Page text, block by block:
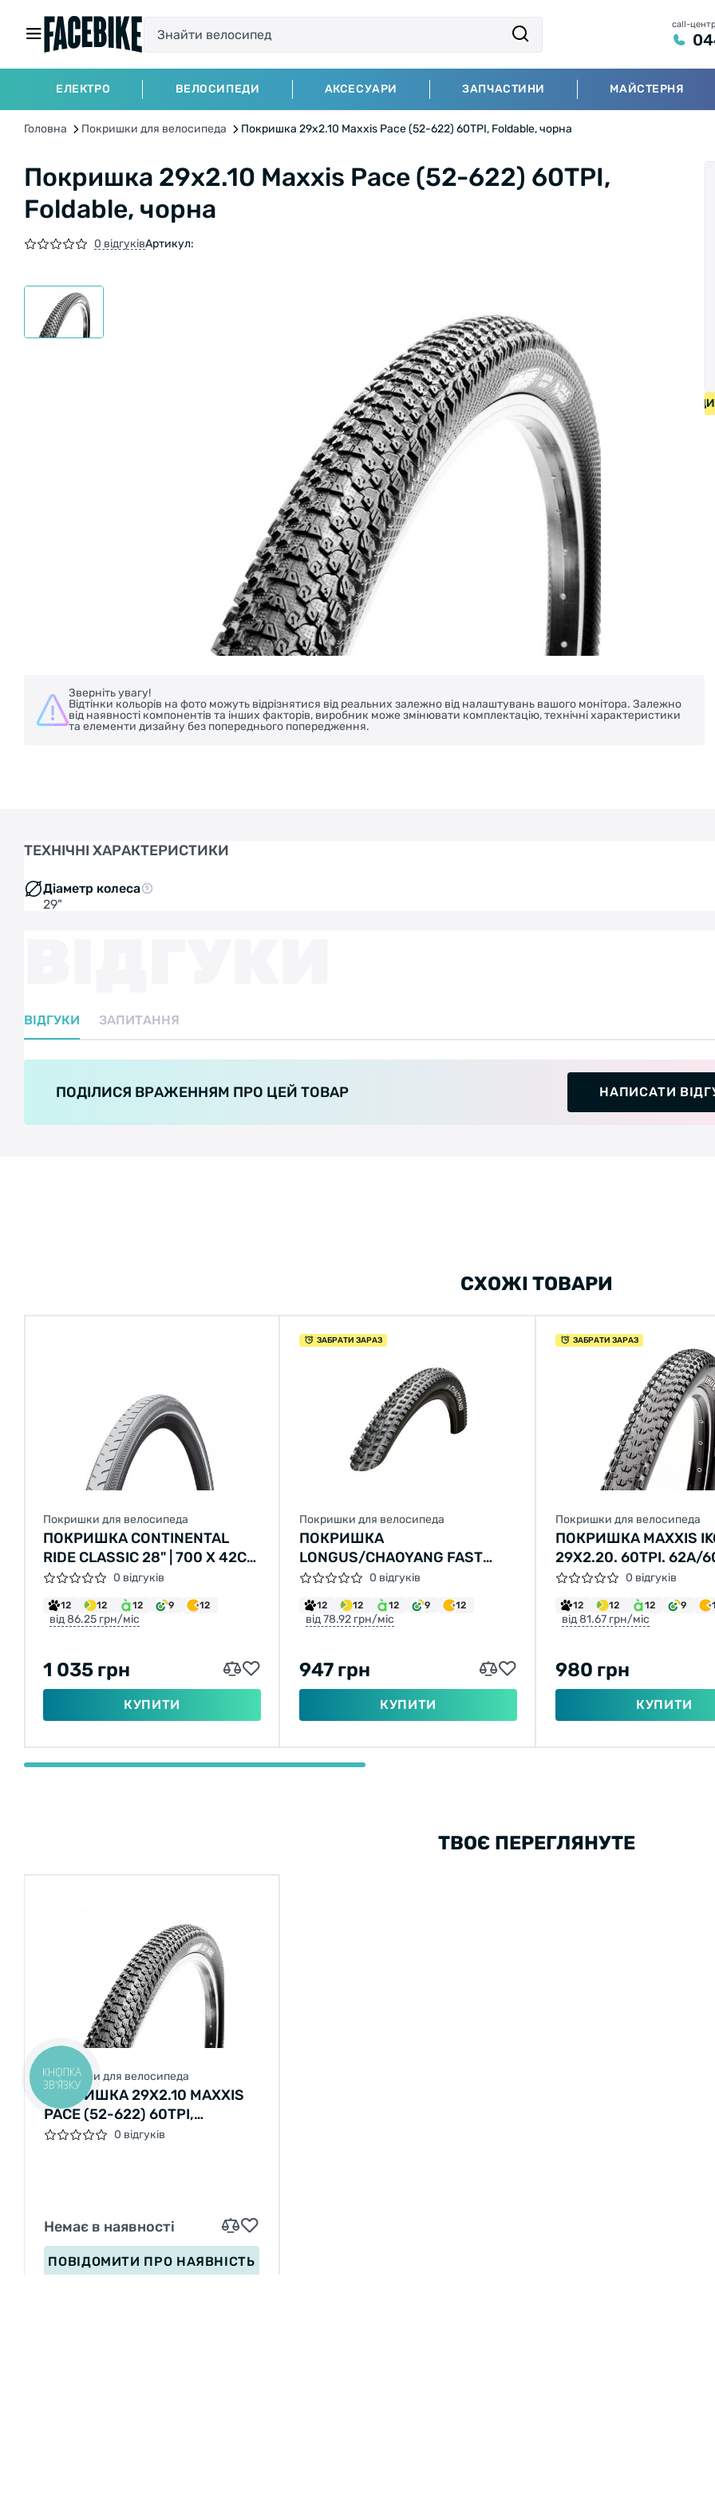
call-
ЕЛЕКТРО ВЕЛОСИПЕДИ АКСЕСУАРИ ЗАПЧАСТИНИ МАЙСТЕРНЯ
Головна Покришки для велосипеда Покришка 29x2.10 Maxxis Pace (52-622) 60TPI, Foldable, чорна
Покришка 29x2.10 Maxxis Pace (52-622) 60TPI,
Foldable, чорна
0 відгуківАртикул:
Зверніть увагу!
Відтінки кольорів на фото можуть відрізнятися від реальних залежно від налаштувань вашого монітора. Залежно
від наявності компонентів та інших факторів, виробник може змінювати комплектацію, технічні характеристики
та елементи дизайну без попереднього попередження.
БЕЗКОШТОВНА ДОСТАВКА НА ВЕЛОСИПЕДИ ВІД 2000 ГРН • БЕЗКОШТОВНА ДОСТАВКА НА
ТЕХНІЧНІ ХАРАКТЕРИСТИКИ
Діаметр колеса
29"
ВІДГУКИ ЗАПИТАННЯ
ПОДІЛИСЯ ВРАЖЕННЯМ ПРО ЦЕЙ ТОВАР НАПИСАТИ
СХОЖІ ТОВАРИ
Покришки для велосипеда
ПОКРИШКА CONTINENTAL
RIDE CLASSIC 28" | 700 X 42C
(40C) | 28 X 1.60 СІРА, НЕ
СКЛАДНА
0 відгуків
12 12 12 9 12
від 86.25 грн/міс
1 035 грн
КУПИТИ
ЗАБРАТИ ЗАРАЗ
Покришки для велосипеда
ПОКРИШКА
LONGUS/CHAOYANG FAST
LANE 26X2,10 H-5197 60TPI
2C-MTB SPS TLR СКЛАДНА
0 відгуків
12 12 12 9 12
від 78.92 грн/міс
947 грн
КУПИТИ
ЗАБРАТИ ЗАРАЗ
Покришки для велосипеда
ПОКРИШКА MAXXIS
29X2.20. 60TPI. 62A/
(ETB96753200)
0 відгуків
12 12 12 9
від 81.67 грн/міс
980 грн
КУПИТИ
ТВОЄ ПЕРЕГЛЯНУТЕ
Покришки для велосипеда
ПОКРИШКА 29X2.10 MAXXIS
PACE (52-622) 60TPI,
FOLDABLE, ЧОРНА
0 відгуків
Немає в наявності
ПОВІДОМИТИ ПРО НАЯВНІСТЬ
КНОПКА
ЗВ'ЯЗКУ